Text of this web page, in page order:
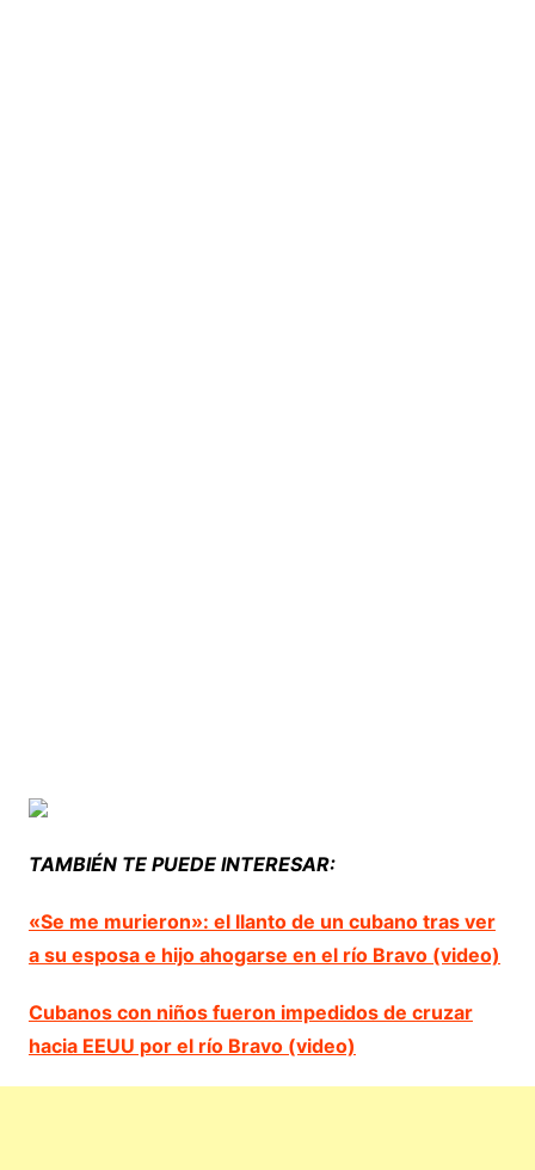
TAMBIÉN TE PUEDE INTERESAR:
«Se me murieron»: el llanto de un cubano tras ver
a su esposa e hijo ahogarse en el río Bravo (video)
Cubanos con niños fueron impedidos de cruzar
hacia EEUU por el río Bravo (video)